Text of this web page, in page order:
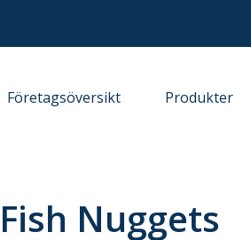
Företagsöversikt Produkter
Nuggets